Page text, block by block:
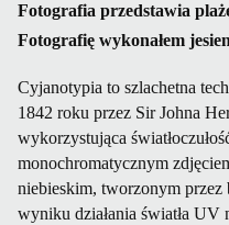
Fotografia przedstawia
Fotografię wykonałem
Cyjanotypia to szlachetna
1842 roku przez Sir Johna
wykorzystująca
monochromatycznym
niebieskim, tworzonym
wyniku działania światła UV